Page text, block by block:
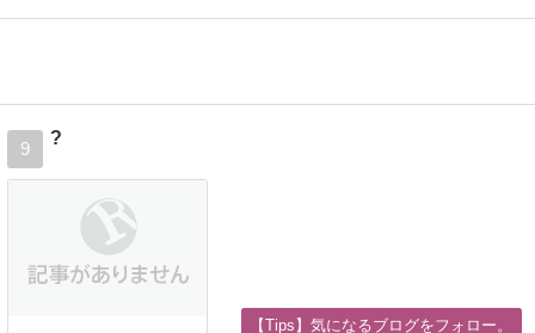
9
?
【Tips】気になるブログをフォロー。